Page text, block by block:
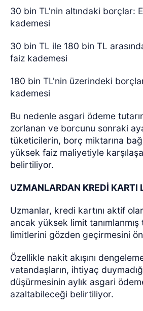
30 bin TL'nin altındaki borçlar:
kademesi
30 bin TL ile 180 bin TL
faiz kademesi
180 bin TL'nin üzerindeki
kademesi
Bu nedenle asgari ödeme
zorlanan ve borcunu sonraki
tüketicilerin, borç miktarına
yüksek faiz maliyetiyle
belirtiliyor.
UZMANLARDAN KREDİ KARTI
Uzmanlar, kredi kartını aktif
ancak yüksek limit
limitlerini gözden geçirmesini
Özellikle nakit akışını
vatandaşların, ihtiyaç
düşürmesinin aylık asgari
azaltabileceği belirtiliyor.